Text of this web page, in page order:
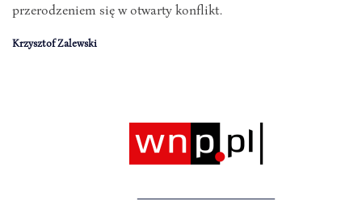
przerodzeniem się w otwarty konflikt.
Krzysztof Zalewski